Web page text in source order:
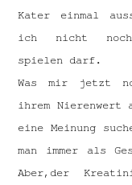
Kater einmal
ich nicht noch
spielen darf.
Was mir jetzt
ihrem Nierenwert
eine Meinung
man immer als
Aber,der